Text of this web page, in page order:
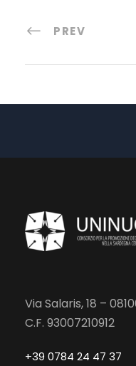
PREV
Via Salaris, 18 –
C.F. 93007210912
+39 0784 24 47 37